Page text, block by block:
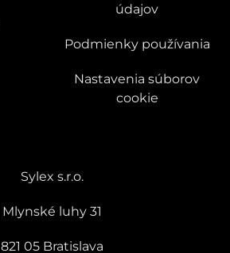
údajov
Podmienky používania
Nastavenia súborov
cookie
Sylex s.r.o.
Mlynské luhy 31
821 05 Bratislava